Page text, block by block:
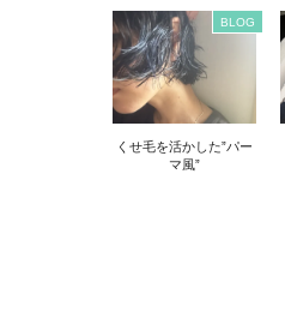
BLOG
くせ毛を活かした”パー
マ風”